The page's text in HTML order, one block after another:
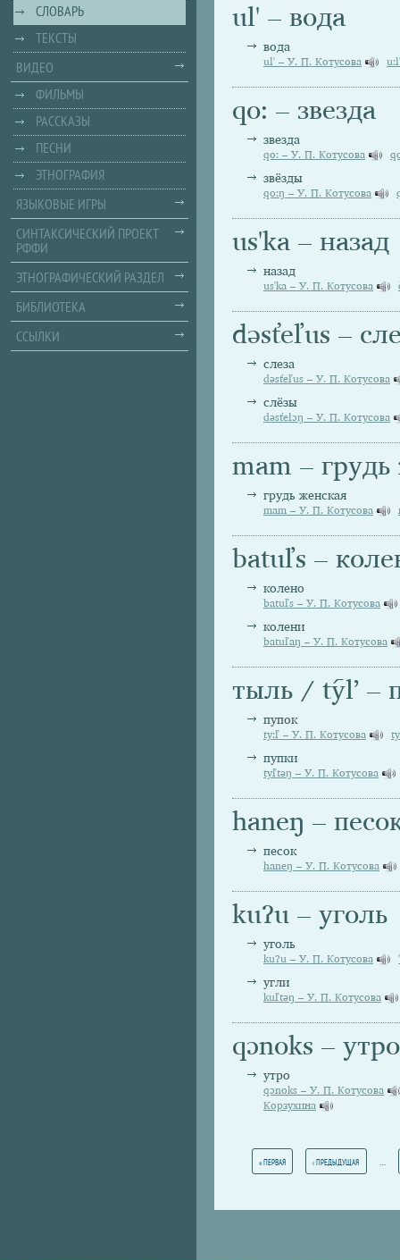
ul' – вода
вода
ul' – У. П. Котусова
qo: – звезда
звезда
qo: – У. П. Котусова
звёзды
qo:ŋ – У. П. Котусова
us'ka – назад
назад
us'ka – У. П. Котусова
dəsťeľus –
слеза
dəsťeľus – У. П. Котусова
слёзы
dəsťelɔŋ – У. П. Котусова
mam – грудь
грудь женская
mam – У. П. Котусова
batuľs –
колено
batuľs – У. П. Котусова
колени
batuľaŋ – У. П. Котусова
тыль / tylʼ –
пупок
ty:ľ – У. П. Котусова
пупки
tyľtəŋ – У. П. Котусова
haneŋ –
песок
haneŋ – У. П. Котусова
kuʔu – уголь
уголь
kuʔu – У. П. Котусова
угли
kuľtəŋ – У. П. Котусова
qɔnoks – утро
утро
qɔnoks – У. П. Котусова
Корзухина
Страницы
« ПЕРВАЯ ‹ ПРЕДЫДУЩАЯ …
СЛОВАРЬ
ТЕКСТЫ
ВИДЕО
ФИЛЬМЫ
РАССКАЗЫ
ПЕСНИ
ЭТНОГРАФИЯ
ЯЗЫКОВЫЕ ИГРЫ
СИНТАКСИЧЕСКИЙ ПРОЕКТ
РФФИ
ЭТНОГРАФИЧЕСКИЙ РАЗДЕЛ
БИБЛИОТЕКА
ССЫЛКИ